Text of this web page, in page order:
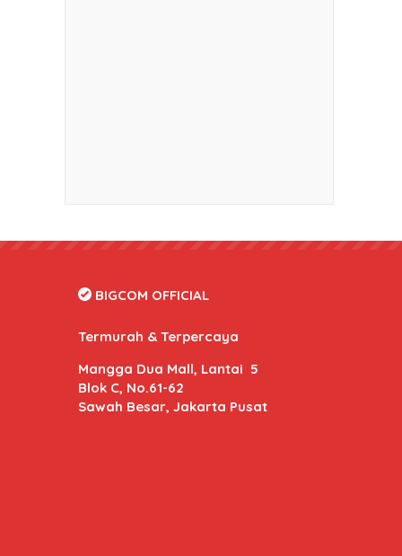
Mangga Dua Mall, Lantai 5
Sawah Besar, Jakarta Pusat